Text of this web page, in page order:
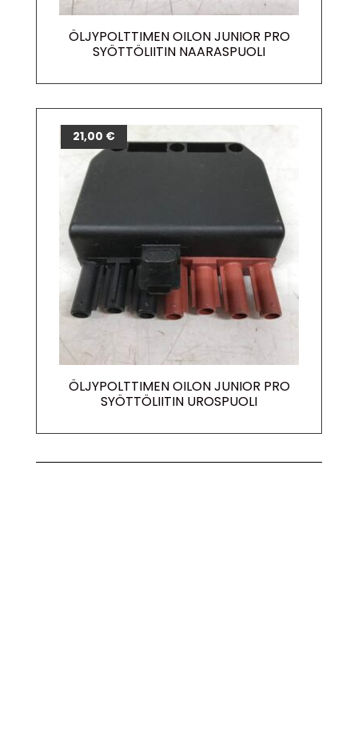
ÖLJYPOLTTIMEN OILON JUNIOR PRO
SYÖTTÖLIITIN NAARASPUOLI
ÖLJYPOLTTIMEN OILON JUNIOR PRO
SYÖTTÖLIITIN UROSPUOLI
21,00 €